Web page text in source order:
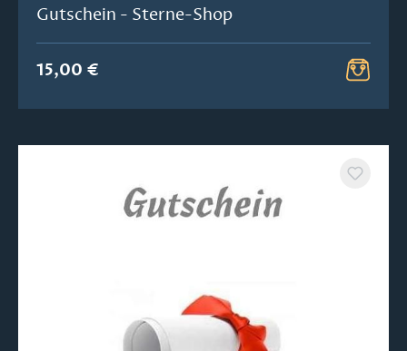
Gutschein - Sterne-Shop
15,00 €